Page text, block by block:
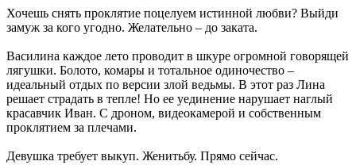
Хочешь снять проклятие поцелуем истинной любви? Выйди
замуж за кого угодно. Желательно – до заката.
Василина каждое лето проводит в шкуре огромной говорящей
лягушки. Болото, комары и тотальное одиночество –
идеальный отдых по версии злой ведьмы. В этот раз Лина
решает страдать в тепле! Но ее уединение нарушает наглый
красавчик Иван. С дроном, видеокамерой и собственным
проклятием за плечами.
Девушка требует выкуп. Женитьбу. Прямо сейчас.